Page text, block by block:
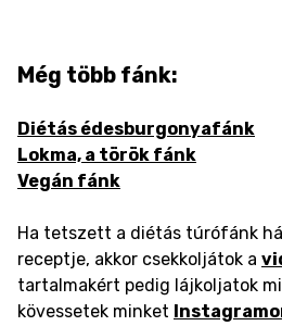
Még több fánk:
Diétás édesburgonyafánk
Lokma, a török fánk
Vegán fánk
Ha tetszett a diétás túrófánk
receptje, akkor csekkoljátok a
tartalmakért pedig lájkoljatok
kövessetek minket